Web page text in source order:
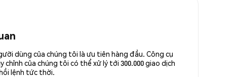
dùng của chúng tôi là ưu tiên hàng đầu. Công cụ
của chúng tôi có thể xử lý tới 300.000 giao dịch
lệnh tức thời.